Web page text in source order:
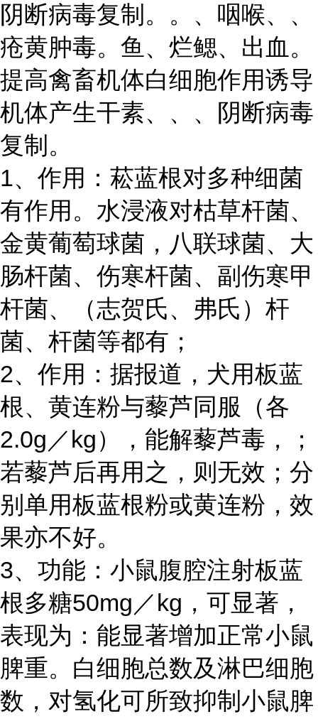
阴断病毒复制。。、咽喉、、
疮黄肿毒。鱼、烂鳃、出血。
提高禽畜机体白细胞作用诱导
机体产生干素、、、阴断病毒
复制。
1、作用：菘蓝根对多种细菌
有作用。水浸液对枯草杆菌、
金黄葡萄球菌，八联球菌、大
肠杆菌、伤寒杆菌、副伤寒甲
杆菌、（志贺氏、弗氏）杆
菌、杆菌等都有；
2、作用：据报道，犬用板蓝
根、黄连粉与藜芦同服（各
2.0g／kg），能解藜芦毒，；
若藜芦后再用之，则无效；分
别单用板蓝根粉或黄连粉，效
果亦不好。
3、功能：小鼠腹腔注射板蓝
根多糖50mg／kg，可显著，
表现为：能显著增加正常小鼠
脾重。白细胞总数及淋巴细胞
数，对氢化可所致抑制小鼠脾